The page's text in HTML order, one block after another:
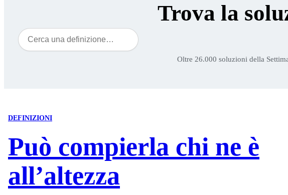
Trova la
Cerca
Oltre 26.000 soluzioni della
DEFINIZIONI
Può compierla chi ne è
all’altezza